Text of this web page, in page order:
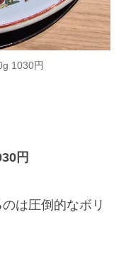
1030円
円
は圧倒的なボリ